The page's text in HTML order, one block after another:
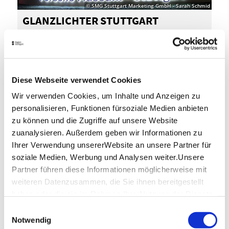
Diese Webseite verwendet Cookies
Wir verwenden Cookies, um Inhalte und Anzeigen zu
personalisieren, Funktionen fürsoziale Medien anbieten
zu können und die Zugriffe auf unsere Website
zuanalysieren. Außerdem geben wir Informationen zu
Ihrer Verwendung unsererWebsite an unsere Partner für
soziale Medien, Werbung und Analysen weiter.Unsere
Partner führen diese Informationen möglicherweise mit
weiteren Datenzusammen, die Sie ihnen bereitgestellt
Impressum
Notwendig
© SMG Stuttgart Marketing GmbH - Sarah Schmid
GLANZ­LICH­TER STUTT­GART
DETAILS